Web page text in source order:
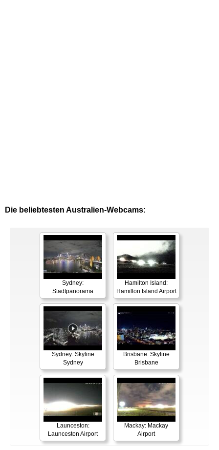
Die beliebtesten Australien-Webcams:
Sydney:
Stadtpanorama
Hamilton Island:
Hamilton Island Airport
Sydney: Skyline
Sydney
Brisbane: Skyline
Brisbane
Launceston:
Launceston Airport
Mackay: Mackay
Airport